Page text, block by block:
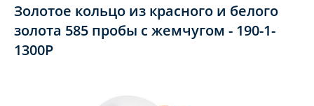
Золотое кольцо из красного и белого
золота 585 пробы с жемчугом - 190-1-
1300Р